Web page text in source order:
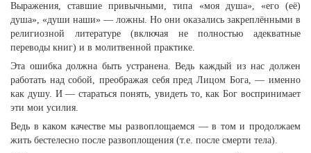
Выражения, ставшие привычными, типа «моя душа», «его (её)
душа», «души наши» — ложны. Но они оказались закреплёнными в
религиозной литературе (включая не полностью адекватные
переводы книг) и в молитвенной практике.
Эта ошибка должна быть устранена. Ведь каждый из нас должен
работать над собой, преображая себя пред Лицом Бога, — именно
как душу. И — стараться понять, увидеть то, как Бог воспринимает
эти мои усилия.
Ведь в каком качестве мы развоплощаемся — в том и продолжаем
жить бестелесно после развоплощения (т.е. после смерти тела).